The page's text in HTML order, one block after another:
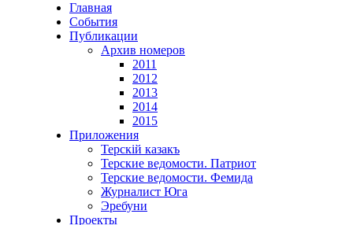
Главная
События
Публикации
Архив номеров
2011
2012
2013
2014
2015
Приложения
Терскiй казакъ
Терские ведомости. Патриот
Терские ведомости. Фемида
Журналист Юга
Эребуни
Проекты